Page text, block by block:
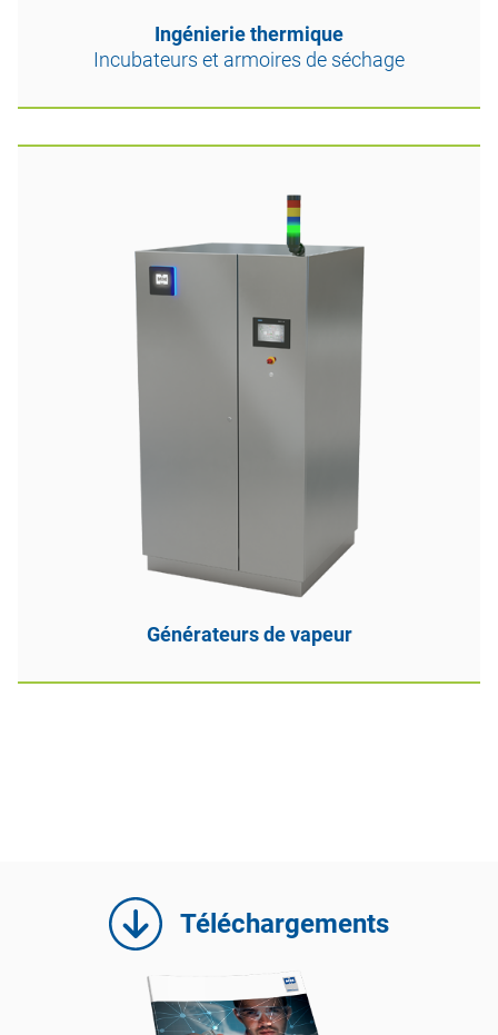
Ingénierie thermique
Incubateurs et armoires de séchage
Générateurs de vapeur
Téléchargements